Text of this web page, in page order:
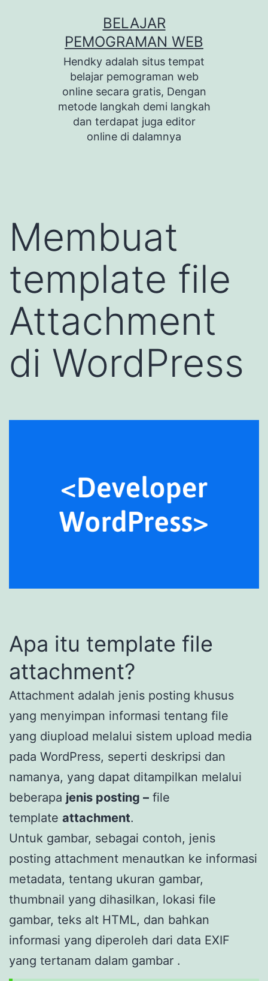
BELAJAR
PEMOGRAMAN WEB
Hendky adalah situs tempat
belajar pemograman web
online secara gratis, Dengan
metode langkah demi langkah
dan terdapat juga editor
online di dalamnya
Membuat
template file
Attachment
di WordPress
Apa itu template file
attachment?
Attachment adalah jenis posting khusus
yang menyimpan informasi tentang file
yang diupload melalui sistem upload media
pada WordPress, seperti deskripsi dan
namanya, yang dapat ditampilkan melalui
beberapa jenis posting – file
template attachment.
Untuk gambar, sebagai contoh, jenis
posting attachment menautkan ke informasi
metadata, tentang ukuran gambar,
thumbnail yang dihasilkan, lokasi file
gambar, teks alt HTML, dan bahkan
informasi yang diperoleh dari data EXIF ​​
yang tertanam dalam gambar .